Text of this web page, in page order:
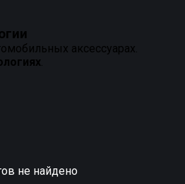
аксессуарах.
.
не найдено